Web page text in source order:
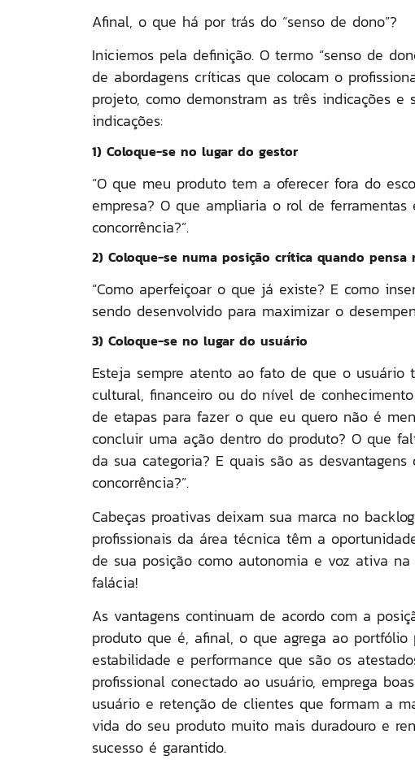
Afinal, o que há por trás do “senso de dono”?
Iniciemos pela definição. O termo “senso de
de abordagens críticas que colocam o
projeto, como demonstram as três indicações e
indicações:
1) Coloque-se no lugar do gestor
“O que meu produto tem a oferecer fora do
empresa? O que ampliaria o rol de ferramentas
concorrência?”.
2) Coloque-se numa posição crítica quando
“Como aperfeiçoar o que já existe? E como
sendo desenvolvido para maximizar o
3) Coloque-se no lugar do usuário
Esteja sempre atento ao fato de que o
cultural, financeiro ou do nível de
de etapas para fazer o que eu quero não é
concluir uma ação dentro do produto? O que
da sua categoria? E quais são as
concorrência?”.
Cabeças proativas deixam sua marca no
profissionais da área técnica têm a
de sua posição como autonomia e voz ativa
falácia!
As vantagens continuam de acordo com a
produto que é, afinal, o que agrega ao
estabilidade e performance que são os
profissional conectado ao usuário, emprega
usuário e retenção de clientes que formam a
vida do seu produto muito mais duradouro e
sucesso é garantido.